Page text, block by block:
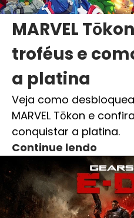
MARVEL
troféus e
a platina
Veja como
MARVEL Tōkon e
conquistar a platina.
Continue lendo